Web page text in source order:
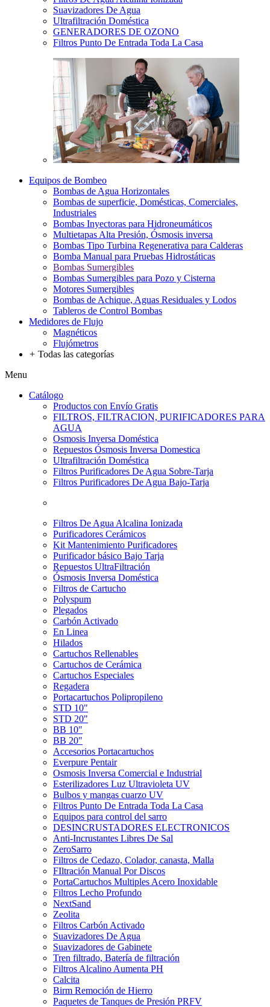
Suavizadores De Agua
Ultrafiltración Doméstica
GENERADORES DE OZONO
Filtros Punto De Entrada Toda La Casa
Equipos de Bombeo
Bombas de Agua Horizontales
Bombas de superficie, Domésticas, Comerciales,
Industriales
Bombas Inyectoras para Hidroneumáticos
Multietapas Alta Presión, Ósmosis inversa
Bombas Tipo Turbina Regenerativa para Calderas
Bomba Manual para Pruebas Hidrostáticas
Bombas Sumergibles
Bombas Sumergibles para Pozo y Cisterna
Motores Sumergibles
Bombas de Achique, Aguas Residuales y Lodos
Tableros de Control Bombas
Medidores de Flujo
Magnéticos
Flujómetros
+ Todas las categorías
Menu
Catálogo
Productos con Envío Gratis
FILTROS, FILTRACION, PURIFICADORES PARA
AGUA
Osmosis Inversa Doméstica
Repuestos Ósmosis Inversa Domestica
Ultrafiltración Doméstica
Filtros Purificadores De Agua Sobre-Tarja
Filtros Purificadores De Agua Bajo-Tarja
Filtros De Agua Alcalina Ionizada
Purificadores Cerámicos
Kit Mantenimiento Purificadores
Purificador básico Bajo Tarja
Repuestos UltraFiltración
Ósmosis Inversa Doméstica
Filtros de Cartucho
Polyspum
Plegados
Carbón Activado
En Linea
Hilados
Cartuchos Rellenables
Cartuchos de Cerámica
Cartuchos Especiales
Regadera
Portacartuchos Polipropileno
STD 10"
STD 20"
BB 10"
BB 20"
Accesorios Portacartuchos
Everpure Pentair
Osmosis Inversa Comercial e Industrial
Esterilizadores Luz Ultravioleta UV
Bulbos y mangas cuarzo UV
Filtros Punto De Entrada Toda La Casa
Equipos para control del sarro
DESINCRUSTADORES ELECTRONICOS
Anti-Incrustantes Libres De Sal
ZeroSarro
Filtros de Cedazo, Colador, canasta, Malla
FIltración Manual Por Discos
PortaCartuchos Multiples Acero Inoxidable
Filtros Lecho Profundo
NextSand
Zeolita
Filtros Carbón Activado
Suavizadores De Agua
Suavizadores de Gabinete
Tren filtrado, Batería de filtración
Filtros Alcalino Aumenta PH
Calcita
Birm Remoción de Hierro
Paquetes de Tanques de Presión PRFV